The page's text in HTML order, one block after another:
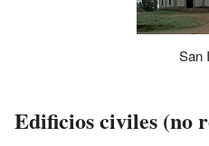
San
Edificios civiles (no